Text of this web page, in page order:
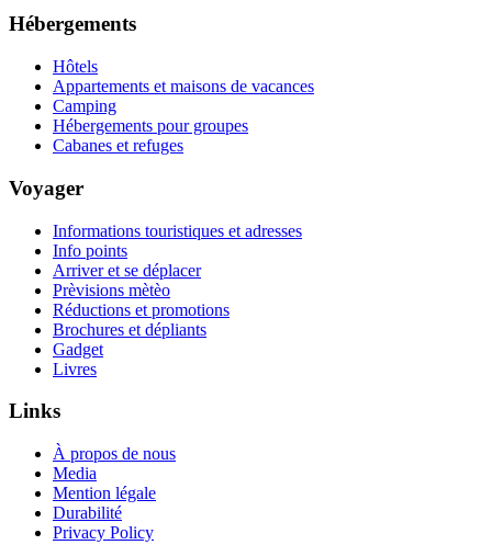
Hébergements
Hôtels
Appartements et maisons de vacances
Camping
Hébergements pour groupes
Cabanes et refuges
Voyager
Informations touristiques et adresses
Info points
Arriver et se déplacer
Prèvisions mètèo
Réductions et promotions
Brochures et dépliants
Gadget
Livres
Links
À propos de nous
Media
Mention légale
Durabilité
Privacy Policy